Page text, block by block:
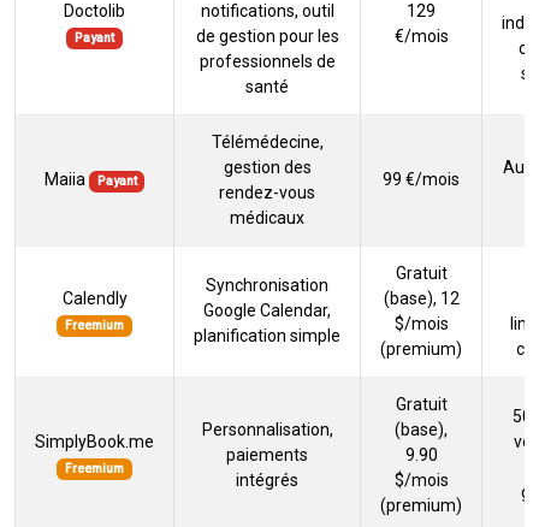
Doctolib
Payant
notifications, outil
de gestion pour les
professionnels de
santé
129
€/mois
Maiia Payant
Télémédecine,
gestion des
rendez-vous
médicaux
99 €/mois
Calendly
Freemium
Synchronisation
Google Calendar,
planification simple
Gratuit
(base), 12
$/mois
(premium)
SimplyBook.me
Freemium
Personnalisation,
paiements
intégrés
Gratuit
(base),
9.90
$/mois
(premium)
50